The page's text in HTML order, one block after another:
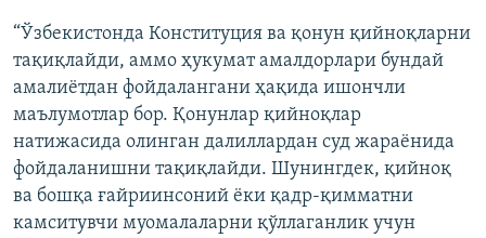
“Ўзбекистонда Конституция ва қонун қийноқларни
тақиқлайди, аммо ҳукумат амалдорлари бундай
амалиётдан фойдалангани ҳақида ишончли
маълумотлар бор. Қонунлар қийноқлар
натижасида олинган далиллардан суд жараёнида
фойдаланишни тақиқлайди. Шунингдек, қийноқ
ва бошқа ғайриинсоний ёки қадр-қимматни
камситувчи муомалаларни қўллаганлик учун